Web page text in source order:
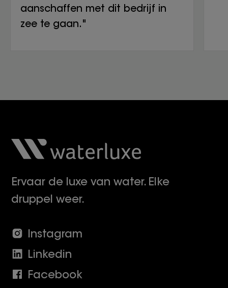
aanschaffen met dit bedrijf in
zee te gaan."
Ervaar de luxe van water. Elke
druppel weer.
Instagram
Linkedin
Facebook